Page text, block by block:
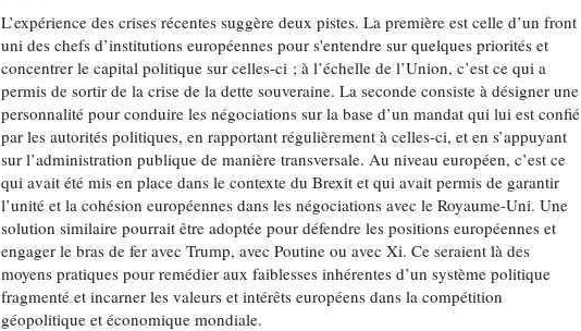
L’expérience des crises récentes suggère deux pistes. La première est celle d’un front
uni des chefs d’institutions européennes pour s'entendre sur quelques priorités et
concentrer le capital politique sur celles-ci ; à l’échelle de l’Union, c’est ce qui a
permis de sortir de la crise de la dette souveraine. La seconde consiste à désigner une
personnalité pour conduire les négociations sur la base d’un mandat qui lui est confié
par les autorités politiques, en rapportant régulièrement à celles-ci, et en s’appuyant
sur l’administration publique de manière transversale. Au niveau européen, c’est ce
qui avait été mis en place dans le contexte du Brexit et qui avait permis de garantir
l’unité et la cohésion européennes dans les négociations avec le Royaume-Uni. Une
solution similaire pourrait être adoptée pour défendre les positions européennes et
engager le bras de fer avec Trump, avec Poutine ou avec Xi. Ce seraient là des
moyens pratiques pour remédier aux faiblesses inhérentes d’un système politique
fragmenté et incarner les valeurs et intérêts européens dans la compétition
géopolitique et économique mondiale.